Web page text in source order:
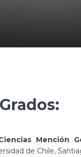
Mención
de Chile,